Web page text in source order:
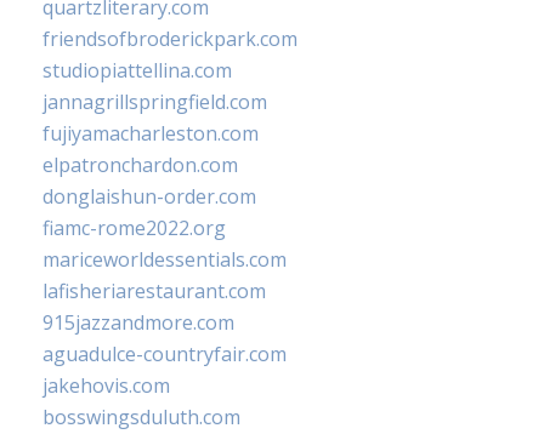
quartzliterary.com
friendsofbroderickpark.com
studiopiattellina.com
jannagrillspringfield.com
fujiyamacharleston.com
elpatronchardon.com
donglaishun-order.com
fiamc-rome2022.org
mariceworldessentials.com
lafisheriarestaurant.com
915jazzandmore.com
aguadulce-countryfair.com
jakehovis.com
bosswingsduluth.com